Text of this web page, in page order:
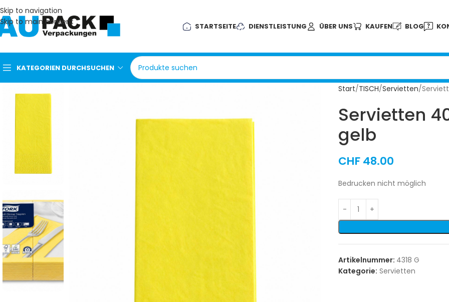
Skip to navigation
Skip to main content
STARTSEITE DIENSTLEISTUNG ÜBER UNS KAUFEN BLOG
KATEGORIEN DURCHSUCHEN
Aluminiumschale &
Bio Salat Suppen Bowl
Bio Snackbox
Dönerverpackung
Mikrowellenschale
Manischale
Pappteller -Schale
Pizzakarton
Salatschale
Foodbox
Start TISCH Servietten
Servietten
gelb
CHF48.00
Bedrucken nicht möglich
Artikelnummer: 4318 G
Kategorie: Servietten